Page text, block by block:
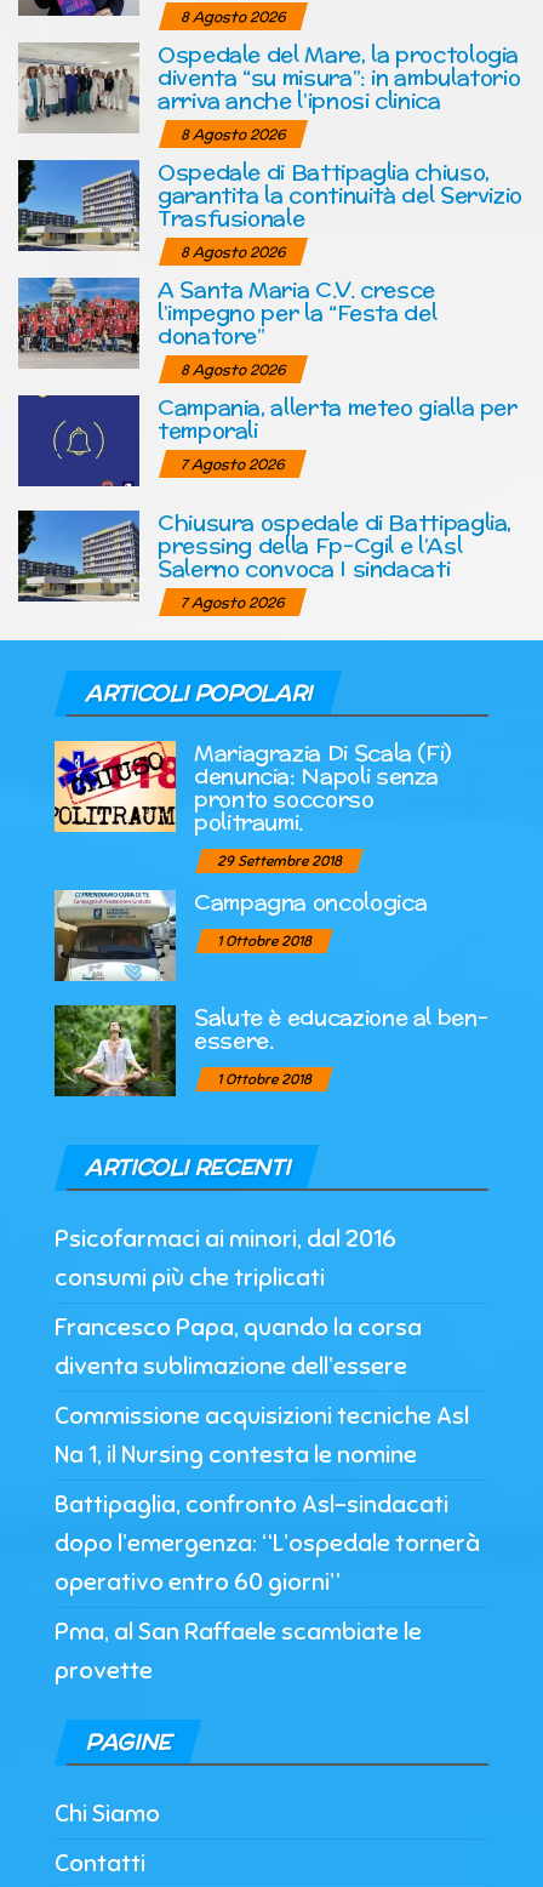
8 Agosto 2026
Ospedale del Mare, la proctologia
diventa “su misura”: in ambulatorio
arriva anche l’ipnosi clinica
8 Agosto 2026
Ospedale di Battipaglia chiuso,
garantita la continuità del Servizio
Trasfusionale
8 Agosto 2026
A Santa Maria C.V. cresce
l’impegno per la “Festa del
donatore”
8 Agosto 2026
Campania, allerta meteo gialla per
temporali
7 Agosto 2026
Chiusura ospedale di Battipaglia,
pressing della Fp-Cgil e l’Asl
Salerno convoca I sindacati
7 Agosto 2026
ARTICOLI POPOLARI
Mariagrazia Di Scala (Fi)
denuncia: Napoli senza
pronto soccorso
politraumi.
29 Settembre 2018
Campagna oncologica
1 Ottobre 2018
Salute è educazione al ben-
essere.
1 Ottobre 2018
ARTICOLI RECENTI
Psicofarmaci ai minori, dal 2016
consumi più che triplicati
Francesco Papa, quando la corsa
diventa sublimazione dell’essere
Commissione acquisizioni tecniche Asl
Na 1, il Nursing contesta le nomine
Battipaglia, confronto Asl-sindacati
dopo l’emergenza: “L’ospedale tornerà
operativo entro 60 giorni”
Pma, al San Raffaele scambiate le
provette
PAGINE
Chi Siamo
Contatti